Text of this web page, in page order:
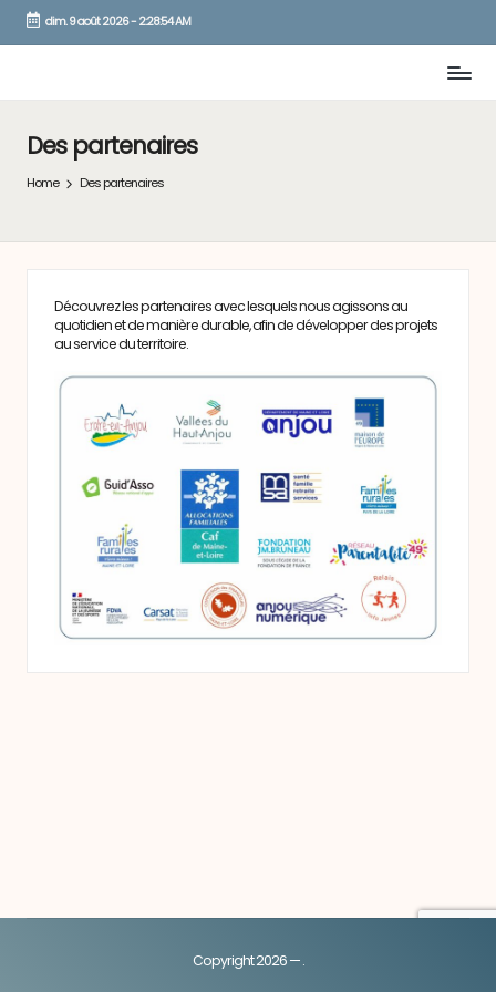
Skip
dim. 9 août 2026- 2:28:54 AM
Des partenaires
Home Des partenaires
Découvrez les partenaires avec lesquels nous agissons au
quotidien et de manière durable, afin de développer des projets
au service du territoire.
Copyright 2026 — .